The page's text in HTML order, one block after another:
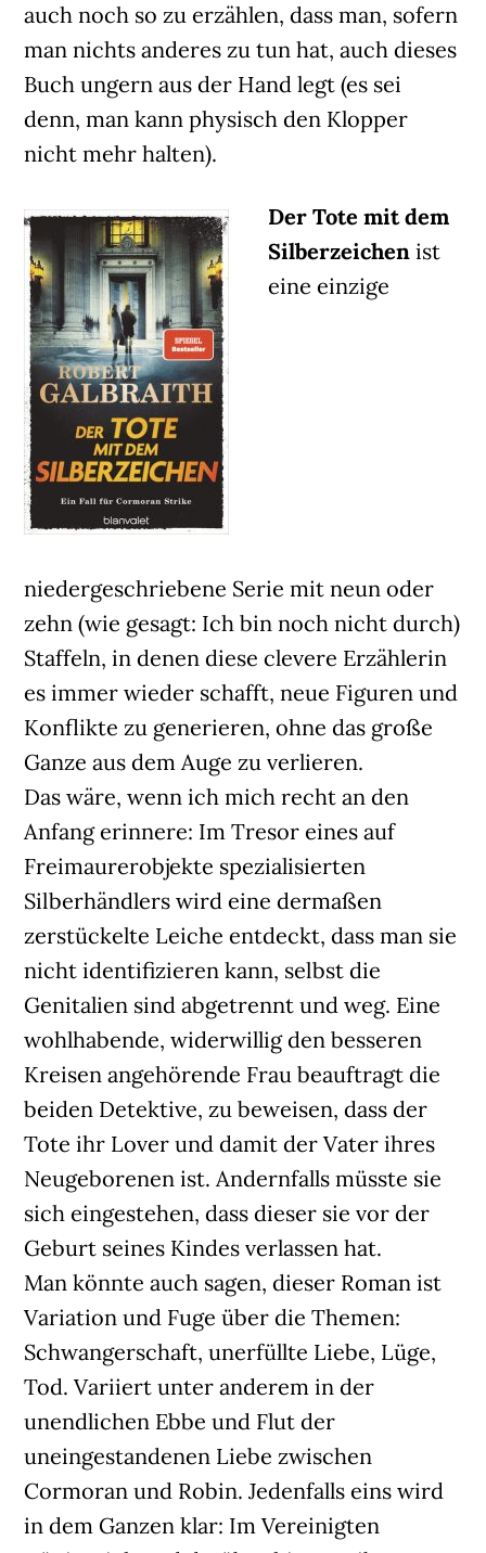
auch noch so zu erzählen, dass man, sofern
man nichts anderes zu tun hat, auch dieses
Buch ungern aus der Hand legt (es sei
denn, man kann physisch den Klopper
nicht mehr halten).
Der Tote mit dem
Silberzeichen ist
eine einzige
niedergeschriebene Serie mit neun oder
zehn (wie gesagt: Ich bin noch nicht durch)
Staffeln, in denen diese clevere Erzählerin
es immer wieder schafft, neue Figuren und
Konflikte zu generieren, ohne das große
Ganze aus dem Auge zu verlieren.
Das wäre, wenn ich mich recht an den
Anfang erinnere: Im Tresor eines auf
Freimaurerobjekte spezialisierten
Silberhändlers wird eine dermaßen
zerstückelte Leiche entdeckt, dass man sie
nicht identifizieren kann, selbst die
Genitalien sind abgetrennt und weg. Eine
wohlhabende, widerwillig den besseren
Kreisen angehörende Frau beauftragt die
beiden Detektive, zu beweisen, dass der
Tote ihr Lover und damit der Vater ihres
Neugeborenen ist. Andernfalls müsste sie
sich eingestehen, dass dieser sie vor der
Geburt seines Kindes verlassen hat.
Man könnte auch sagen, dieser Roman ist
Variation und Fuge über die Themen:
Schwangerschaft, unerfüllte Liebe, Lüge,
Tod. Variiert unter anderem in der
unendlichen Ebbe und Flut der
uneingestandenen Liebe zwischen
Cormoran und Robin. Jedenfalls eins wird
in dem Ganzen klar: Im Vereinigten